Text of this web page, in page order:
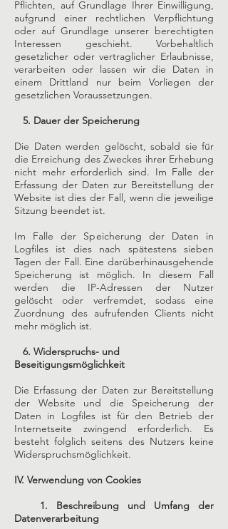
Pflichten, auf Grundlage Ihrer Einwilligung,
aufgrund einer rechtlichen Verpflichtung
oder auf Grundlage unserer berechtigten
Interessen geschieht. Vorbehaltlich
gesetzlicher oder vertraglicher Erlaubnisse,
verarbeiten oder lassen wir die Daten in
einem Drittland nur beim Vorliegen der
gesetzlichen Voraussetzungen.
5. Dauer der Speicherung
Die Daten werden gelöscht, sobald sie für
die Erreichung des Zweckes ihrer Erhebung
nicht mehr erforderlich sind. Im Falle der
Erfassung der Daten zur Bereitstellung der
Website ist dies der Fall, wenn die jeweilige
Sitzung beendet ist.
Im Falle der Speicherung der Daten in
Logfiles ist dies nach spätestens sieben
Tagen der Fall. Eine darüberhinausgehende
Speicherung ist möglich. In diesem Fall
werden die IP-Adressen der Nutzer
gelöscht oder verfremdet, sodass eine
Zuordnung des aufrufenden Clients nicht
mehr möglich ist.
6. Widerspruchs- und
Beseitigungsmöglichkeit
Die Erfassung der Daten zur Bereitstellung
der Website und die Speicherung der
Daten in Logfiles ist für den Betrieb der
Internetseite zwingend erforderlich. Es
besteht folglich seitens des Nutzers keine
Widerspruchsmöglichkeit.
IV. Verwendung von Cookies
1. Beschreibung und Umfang der
Datenverarbeitung